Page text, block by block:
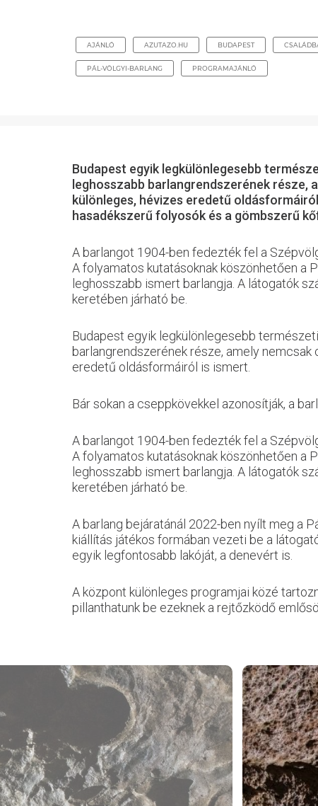
AJÁNLÓ AZUTAZO.HU BUDAPEST
PÁL-VÖLGYI-BARLANG PROGRAMAJÁNLÓ
Budapest egyik legkülönlegesebb
leghosszabb barlangrendszerének
különleges, hévizes eredetű
hasadékszerű folyosók és a gömbszerű
A barlangot 1904-ben fedezték fel a
A folyamatos kutatásoknak köszönhetően a
leghosszabb ismert barlangja. A látogatók
keretében járható be.
Budapest egyik legkülönlegesebb
barlangrendszerének része, amely
eredetű oldásformáiról is ismert.
Bár sokan a cseppkövekkel azonosítják, a
A barlangot 1904-ben fedezték fel a
A folyamatos kutatásoknak köszönhetően a
leghosszabb ismert barlangja. A látogatók
keretében járható be.
A barlang bejáratánál 2022-ben nyílt meg a
kiállítás játékos formában vezeti be a
egyik legfontosabb lakóját, a denevért is.
A központ különleges programjai közé
pillanthatunk be ezeknek a rejtőzködő